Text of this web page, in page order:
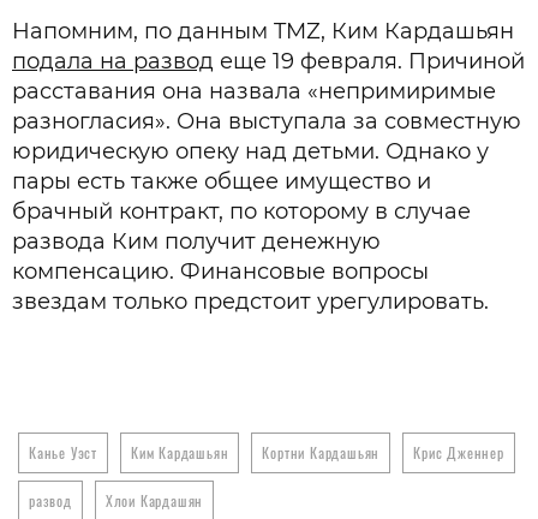
Напомним, по данным TMZ, Ким Кардашьян
подала на развод еще 19 февраля. Причиной
расставания она назвала «непримиримые
разногласия». Она выступала за совместную
юридическую опеку над детьми. Однако у
пары есть также общее имущество и
брачный контракт, по которому в случае
развода Ким получит денежную
компенсацию. Финансовые вопросы
звездам только предстоит урегулировать.
Канье Уэст Ким Кардашьян Кортни Кардашьян Крис Дженнер
развод Хлои Кардашян